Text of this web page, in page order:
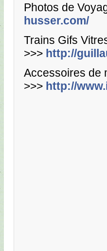
Photos de
husser.com/
Trains Gifs
>>> http://
Accessoires de
>>> http://